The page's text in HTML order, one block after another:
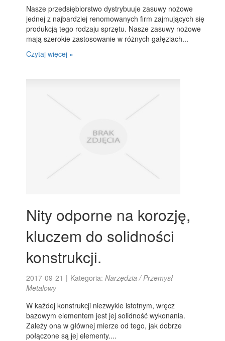
Nasze przedsiębiorstwo dystrybuuje zasuwy nożowe
jednej z najbardziej renomowanych firm zajmujących się
produkcją tego rodzaju sprzętu. Nasze zasuwy nożowe
mają szerokie zastosowanie w różnych gałęziach...
Czytaj więcej »
Nity odporne na korozję,
kluczem do solidności
konstrukcji.
2017-09-21 | Kategoria:Narzędzia / Przemysł
Metalowy
W każdej konstrukcji niezwykle istotnym, wręcz
bazowym elementem jest jej solidność wykonania.
Zależy ona w głównej mierze od tego, jak dobrze
połączone są jej elementy....